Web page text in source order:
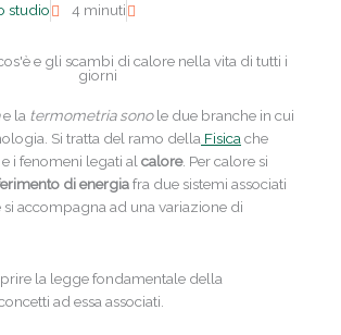
studio
4 minuti
e gli scambi di calore nella vita di tutti i
giorni
e la termometria sonole due branche in cui
Si tratta del ramo della Fisicache
i fenomeni legati alcalore. Per calore si
di energiafra due sistemi associati
accompagna ad una variazione di
la legge fondamentale della
ad essa associati.